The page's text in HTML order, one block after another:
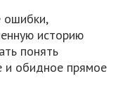
ошибки,
историю
понять
и обидное прямое